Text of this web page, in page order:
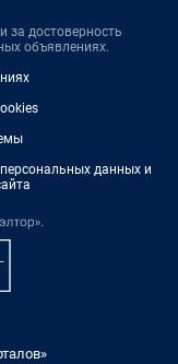
за достоверность
объявлениях.
данных и